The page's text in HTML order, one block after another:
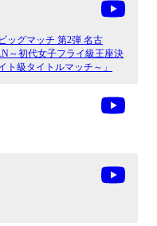
ッグマッチ 第2弾 名古
～初代女子フライ級王座決
ト級タイトルマッチ～」